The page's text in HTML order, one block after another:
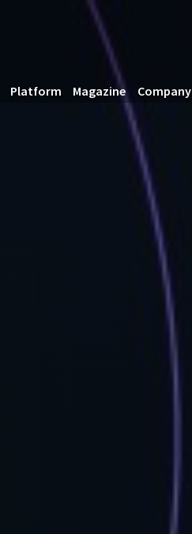
Platform Magazine Company